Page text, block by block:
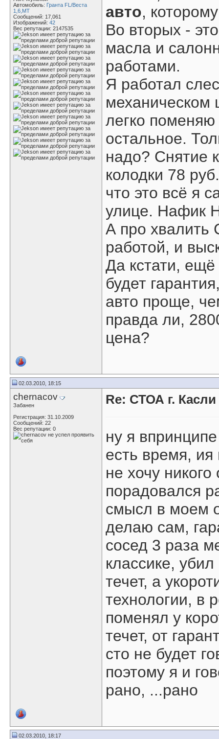
Автомобиль: Гранта FL/Веста
1,6,МТ
Сообщений: 17,061
Изображений: 42
Вес репутации: 2147535
авто,
Во вторых -
масла и
работами.
Я работал
механическом
легко
остальное.
надо? Снятие
колодки 78
что это всё я
улице. Нафик
А про хвалить
работой, и
Да кстати,
будет
авто проще,
правда ли,
цена?
02.03.2010, 18:15
chernacov
Забанен
Регистрация: 31.10.2009
Сообщений: 22
Вес репутации: 0
Re: СТОА г.
ну я
есть время, ия
не хочу
порадовался
смысл в моем
делаю сам,
сосед 3 раза
классике,
течет, а
технологии, в
поменял у
течет, от
сто не будет
поэтому я и
рано, ...рано
02.03.2010, 18:17